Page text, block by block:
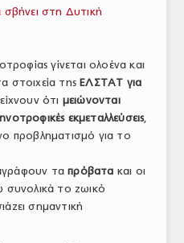
στη Δυτική
γίνεται ολοένα και
στοιχεία της ΕΛΣΤΑΤ για
ότι μειώνονται
εκμεταλλεύσεις,
προβληματισμό για το
ταπρόβατα και οι
συνολικά το ζωικό
σημαντική